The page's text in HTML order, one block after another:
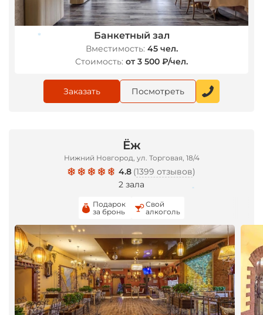
Банкетный зал
Вместимость: 45 чел.
Стоимость: от 3 500 ₽/чел.
Заказать Посмотреть
Ёж
Нижний Новгород, ул. Торговая, 18/4
4.8 (1399 отзывов)
2 зала
Подарок
за бронь
Свой
алкоголь